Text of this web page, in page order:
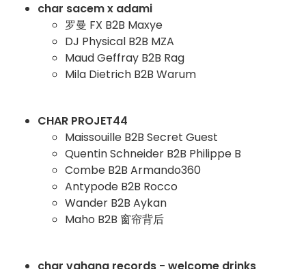
char sacem x adami
罗曼 FX B2B Maxye
DJ Physical B2B MZA
Maud Geffray B2B Rag
Mila Dietrich B2B Warum
CHAR PROJET44
Maissouille B2B Secret Guest
Quentin Schneider B2B Philippe B
Combe B2B Armando360
Antypode B2B Rocco
Wander B2B Aykan
Maho B2B 窗帘背后